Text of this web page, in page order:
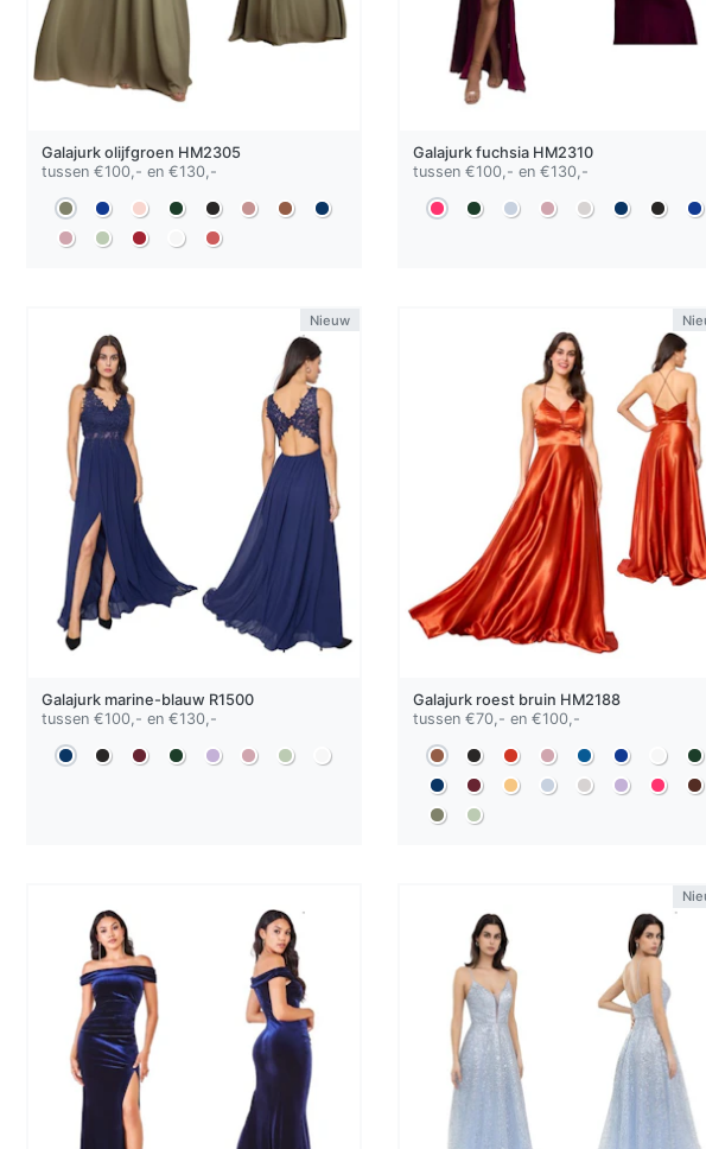
Galajurk olijfgroen HM2305
tussen €100,- en €130,-
Galajurk fuchsiaHM2310
tussen €100,- en €130,-
Nieuw
Galajurk marine-blauw R1500
tussen €100,- en €130,-
Galajurk roest bruin HM2188
tussen €70,- en €100,-